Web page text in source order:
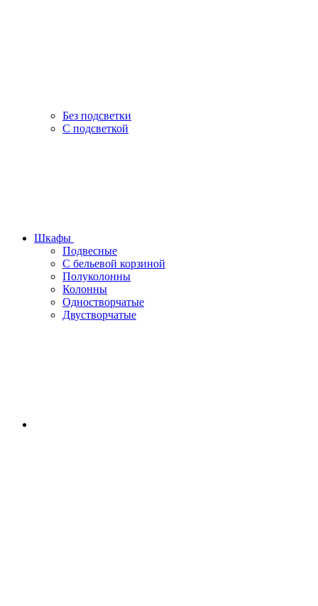
Без подсветки
С подсветкой
Шкафы
Подвесные
С бельевой корзиной
Полуколонны
Колонны
Одностворчатые
Двустворчатые